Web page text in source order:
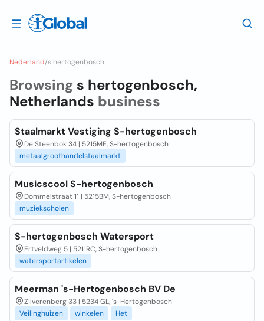
Nederland/s hertogenbosch
Browsing s hertogenbosch,
Netherlands business
Staalmarkt Vestiging S-hertogenbosch
De Steenbok 34 | 5215ME, S-hertogenbosch
metaalgroothandelstaalmarkt
Musicscool S-hertogenbosch
Dommelstraat 11 | 5215BM, S-hertogenbosch
muziekscholen
S-hertogenbosch Watersport
Ertveldweg 5 | 5211RC, S-hertogenbosch
watersportartikelen
Meerman 's-Hertogenbosch BV De
Zilverenberg 33 | 5234 GL, 's-Hertogenbosch
Veilinghuizen
winkelen Het